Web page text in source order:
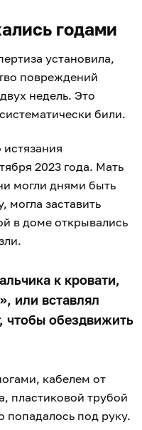
годами
установила,
повреждений
недель. Это
били.
2023 года. Мать
могли днями быть
могла заставить
в доме открывались
к кровати,
или вставлял
чтобы обездвижить
кабелем от
пластиковой трубой
под руку.